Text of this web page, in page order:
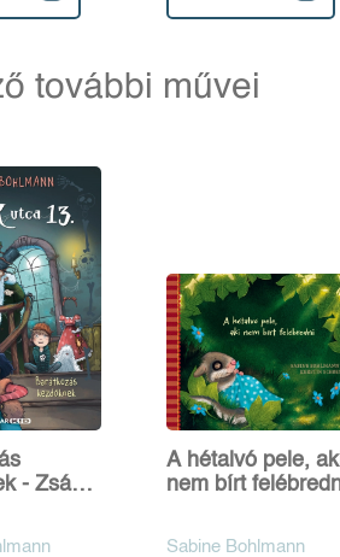
további művei
- Zsák
A hétalvó pele,
nem bírt
Sabine Bohlmann